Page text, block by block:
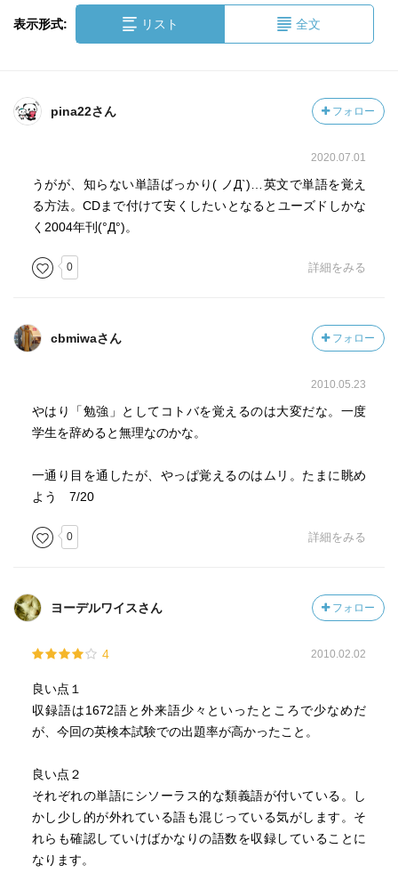
表示形式: リスト 全文
pina22さん フォロー
2020.07.01
うがが、知らない単語ばっかり( ノД`)…英文で単語を覚え
る方法。CDまで付けて安くしたいとなるとユーズドしかな
く2004年刊(°Д°)。
0 詳細をみる
cbmiwaさん フォロー
2010.05.23
やはり「勉強」としてコトバを覚えるのは大変だな。一度
学生を辞めると無理なのかな。
一通り目を通したが、やっぱ覚えるのはムリ。たまに眺め
よう 7/20
0 詳細をみる
ヨーデルワイスさん フォロー
4 2010.02.02
良い点１
収録語は1672語と外来語少々といったところで少なめだ
が、今回の英検本試験での出題率が高かったこと。
良い点２
それぞれの単語にシソーラス的な類義語が付いている。し
かし少し的が外れている語も混じっている気がします。そ
れらも確認していけばかなりの語数を収録していることに
なります。